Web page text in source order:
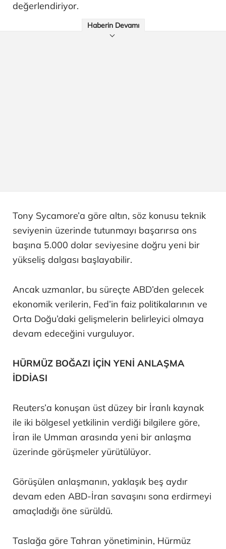
değerlendiriyor.
Haberin Devamı
Tony Sycamore’a göre altın, söz konusu teknik
seviyenin üzerinde tutunmayı başarırsa ons
başına 5.000 dolar seviyesine doğru yeni bir
yükseliş dalgası başlayabilir.
Ancak uzmanlar, bu süreçte ABD’den gelecek
ekonomik verilerin, Fed’in faiz politikalarının ve
Orta Doğu’daki gelişmelerin belirleyici olmaya
devam edeceğini vurguluyor.
HÜRMÜZ BOĞAZI İÇİN YENİ ANLAŞMA
İDDİASI
Reuters’a konuşan üst düzey bir İranlı kaynak
ile iki bölgesel yetkilinin verdiği bilgilere göre,
İran ile Umman arasında yeni bir anlaşma
üzerinde görüşmeler yürütülüyor.
Görüşülen anlaşmanın, yaklaşık beş aydır
devam eden ABD-İran savaşını sona erdirmeyi
amaçladığı öne sürüldü.
Taslağa göre Tahran yönetiminin, Hürmüz